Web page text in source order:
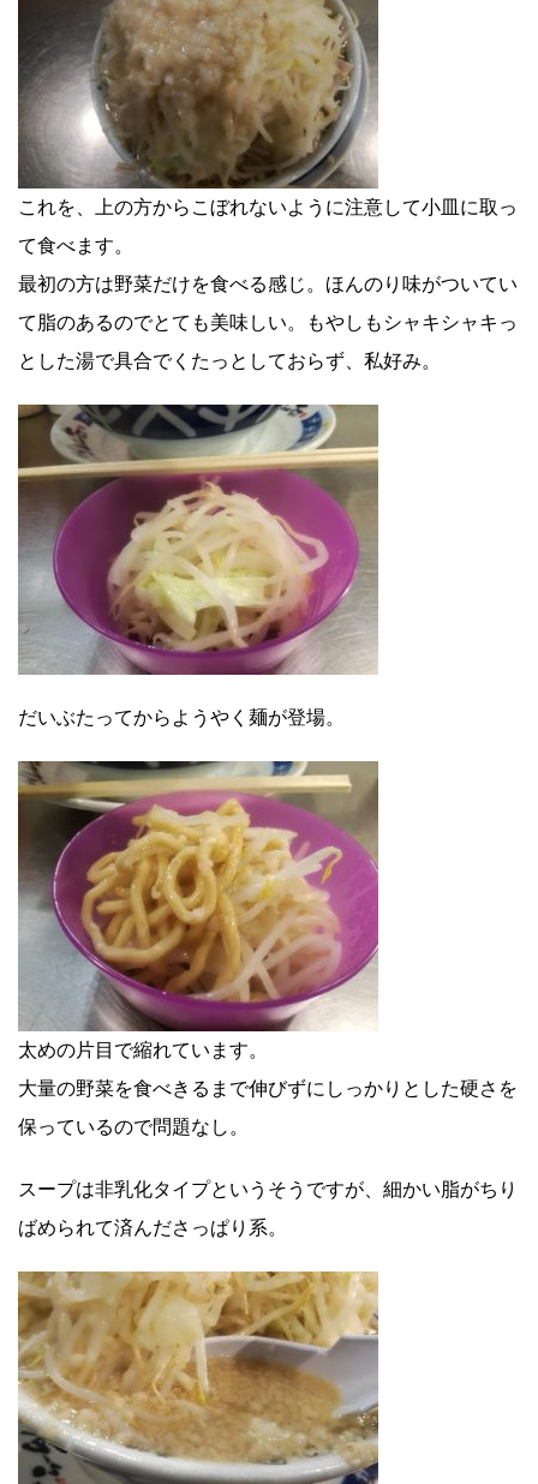
これを、上の方からこぼれないように注意して小皿に取っ
て食べます。
最初の方は野菜だけを食べる感じ。ほんのり味がついてい
て脂のあるのでとても美味しい。もやしもシャキシャキっ
とした湯で具合でくたっとしておらず、私好み。
だいぶたってからようやく麺が登場。
太めの片目で縮れています。
大量の野菜を食べきるまで伸びずにしっかりとした硬さを
保っているので問題なし。
スープは非乳化タイプというそうですが、細かい脂がちり
ばめられて済んださっぱり系。